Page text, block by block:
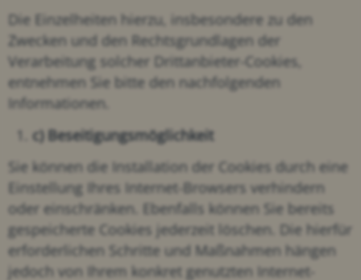
Die Einzelheiten hierzu, insbesondere zu den
Zwecken und den Rechtsgrundlagen der
Verarbeitung solcher Drittanbieter-Cookies,
entnehmen Sie bitte den nachfolgenden
Informationen.
c) Beseitigungsmöglichkeit
Sie können die Installation der Cookies durch eine
Einstellung Ihres Internet-Browsers verhindern
oder einschränken. Ebenfalls können Sie bereits
gespeicherte Cookies jederzeit löschen. Die hierfür
erforderlichen Schritte und Maßnahmen hängen
jedoch von Ihrem konkret genutzten Internet-